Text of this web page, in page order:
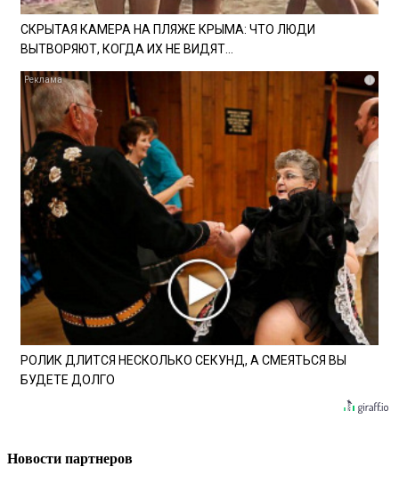
СКРЫТАЯ КАМЕРА НА ПЛЯЖЕ КРЫМА: ЧТО ЛЮДИ
ВЫТВОРЯЮТ, КОГДА ИХ НЕ ВИДЯТ...
i
РОЛИК ДЛИТСЯ НЕСКОЛЬКО СЕКУНД, А СМЕЯТЬСЯ ВЫ
БУДЕТЕ ДОЛГО
Новости партнеров